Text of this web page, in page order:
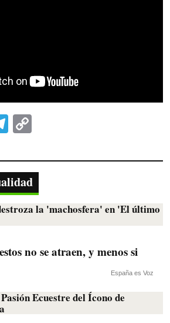
Te
gr
a
m
y
Li
nk
no se atraen, y menos si
España es Voz